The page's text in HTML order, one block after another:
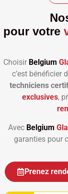
pour votre
Choisir Belgium
c’est bénéficier
techniciens
exclusives,
Avec Belgium
garanties pour
Prenez